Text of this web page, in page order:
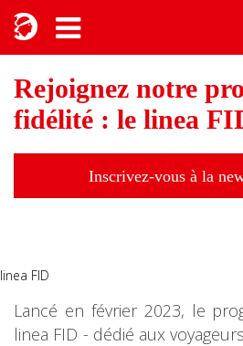
Rejoignez notre
fidélité : le linea
Inscrivez-vous à la
Lancé en février 2023, le
linea FID - dédié aux